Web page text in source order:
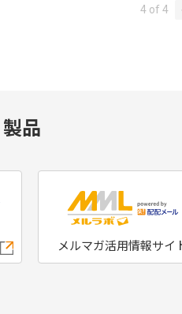
4 of 4
品
メルマガ活用情報サイ